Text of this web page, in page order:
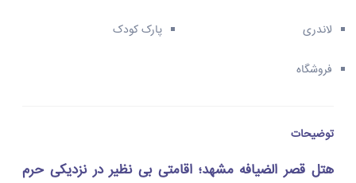
لاندری پارک کودک
فروشگاه
توضیحات
هتل قصر الضیافه مشهد؛ اقامتی بی نظیر در نزدیکی حرم